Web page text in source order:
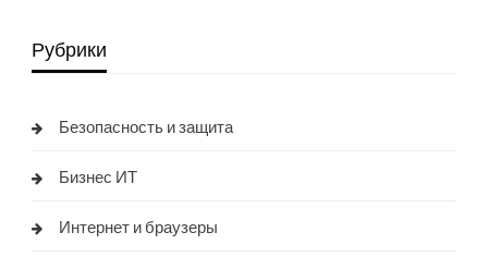
Рубрики
Безопасность и защита
Бизнес ИТ
Интернет и браузеры